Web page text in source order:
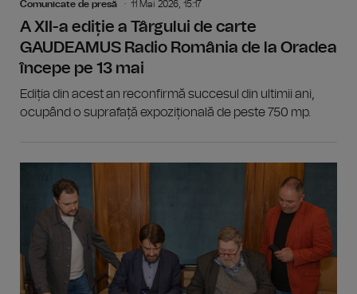
Comunicate de presă 11 Mai 2026, 15:17
A XII-a ediție a Târgului de carte
GAUDEAMUS Radio România de la Oradea
începe pe 13 mai
Ediția din acest an reconfirmă succesul din ultimii ani,
ocupând o suprafață expozițională de peste 750 mp.